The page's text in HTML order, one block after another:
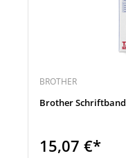
BROTHER
Brother
15,07 €*